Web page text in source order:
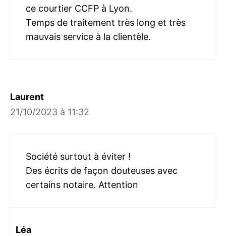
ce courtier CCFP à Lyon.
Temps de traitement très long et très
mauvais service à la clientèle.
Laurent
21/10/2023 à 11:32
Société surtout à éviter !
Des écrits de façon douteuses avec
certains notaire. Attention
Léa